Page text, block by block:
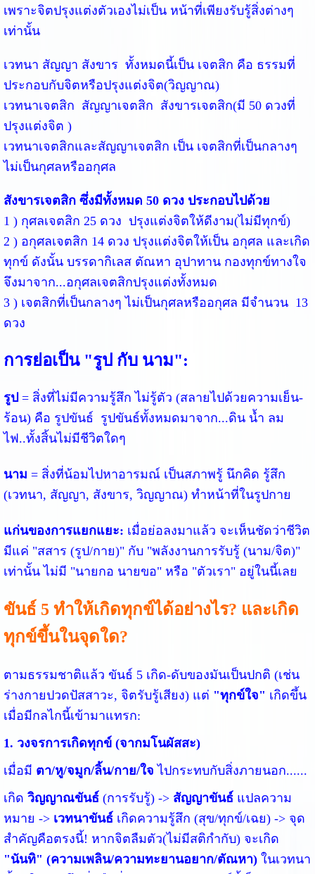
เพราะจิตปรุงแต่งตัวเองไม่เป็น หน้าที่เพียงรับรู้สิ่งต่างๆ
เท่านั้น
เวทนา สัญญา สังขาร  ทั้งหมดนี้เป็น เจตสิก คือ ธรรมที่
ประกอบกับจิตหรือปรุงแต่งจิต(วิญญาณ)
เวทนาเจตสิก  สัญญาเจตสิก  สังขารเจตสิก(มี 50 ดวงที่
ปรุงแต่งจิต )
เวทนาเจตสิกและสัญญาเจตสิก เป็น เจตสิกที่เป็นกลางๆ
ไม่เป็นกุศลหรืออกุศล
สังขารเจตสิก ซึ่งมีทั้งหมด 50 ดวง ประกอบไปด้วย
1 ) กุศลเจตสิก 25 ดวง  ปรุงแต่งจิตให้ดีงาม(ไม่มีทุกข์)
2 ) อกุศลเจตสิก 14 ดวง ปรุงแต่งจิตให้เป็น อกุศล และเกิด
ทุกข์ ดังนั้น บรรดากิเลส ตัณหา อุปาทาน กองทุกข์ทางใจ
จึงมาจาก...อกุศลเจตสิกปรุงแต่งทั้งหมด
3 ) เจตสิกที่เป็นกลางๆ ไม่เป็นกุศลหรืออกุศล มีจำนวน  13
ดวง
การย่อเป็น "รูป กับ นาม":
รูป = สิ่งที่ไม่มีความรู้สึก ไม่รู้ตัว (สลายไปด้วยความเย็น-
ร้อน) คือ รูปขันธ์  รูปขันธ์ทั้งหมดมาจาก...ดิน น้ำ ลม
ไฟ..ทั้งสิ้นไม่มีชีวิตใดๆ
นาม = สิ่งที่น้อมไปหาอารมณ์ เป็นสภาพรู้ นึกคิด รู้สึก
(เวทนา, สัญญา, สังขาร, วิญญาณ) ทำหน้าที่ในรูปกาย
แก่นของการแยกแยะ: เมื่อย่อลงมาแล้ว จะเห็นชัดว่าชีวิต
มีแค่ "สสาร (รูป/กาย)" กับ "พลังงานการรับรู้ (นาม/จิต)"
เท่านั้น ไม่มี "นายกอ นายขอ" หรือ "ตัวเรา" อยู่ในนี้เลย
ขันธ์ 5 ทำให้เกิดทุกข์ได้อย่างไร? และเกิด
ทุกข์ขึ้นในจุดใด?
ตามธรรมชาติแล้ว ขันธ์ 5 เกิด-ดับของมันเป็นปกติ (เช่น
ร่างกายปวดปัสสาวะ, จิตรับรู้เสียง) แต่ "ทุกข์ใจ" เกิดขึ้น
เมื่อมีกลไกนี้เข้ามาแทรก:
1. วงจรการเกิดทุกข์ (จากมโนผัสสะ)
เมื่อมี ตา/หู/จมูก/ลิ้น/กาย/ใจ ไปกระทบกับสิ่งภายนอก......
เกิด วิญญาณขันธ์(การรับรู้) -> สัญญาขันธ์แปลความ
หมาย -> เวทนาขันธ์เกิดความรู้สึก (สุข/ทุกข์/เฉย) -> จุด
สำคัญคือตรงนี้! หากจิตลืมตัว(ไม่มีสติกำกับ) จะเกิด
"นันทิ" (ความเพลิน/ความทะยานอยาก/ตัณหา)ในเวทนา